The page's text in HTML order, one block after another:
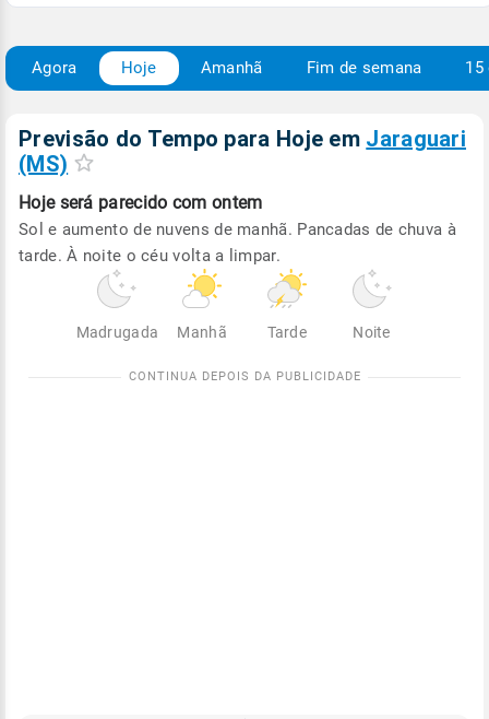
Agora Hoje Amanhã Fim de semana 15
Previsão do Tempo para Hoje em Jaraguari
(MS)
Hoje será parecido com ontem
Sol e aumento de nuvens de manhã. Pancadas de chuva à
tarde. À noite o céu volta a limpar.
Madrugada Manhã Tarde Noite